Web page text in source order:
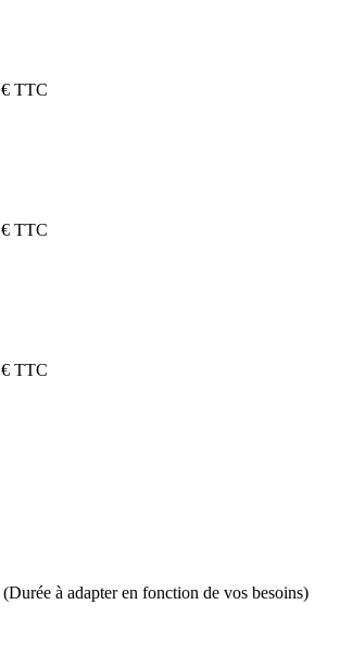
€ TTC
€ TTC
€ TTC
(Durée à adapter en fonction de vos besoins)